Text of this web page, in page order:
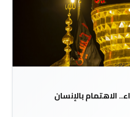
الاهتمام بالإنسان